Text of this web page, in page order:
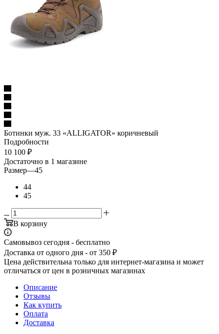
Ботинки муж. 33 «ALLIGATOR» коричневый
Подробности
10 100 ₽
Достаточно в 1 магазине
Размер—45
44
45
В корзину
Самовывоз сегодня - бесплатно
Доставка от одного дня - от 350 ₽
Цена действительна только для интернет-магазина и может
отличаться от цен в розничных магазинах
Описание
Отзывы
Как купить
Оплата
Доставка